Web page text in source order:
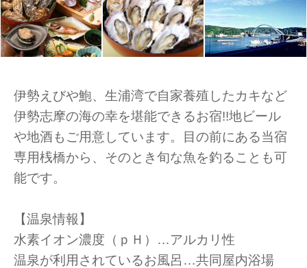
伊勢えびや鮑、生浦湾で自家養殖したカキなど
伊勢志摩の海の幸を堪能できるお宿!!地ビール
や地酒もご用意しています。目の前にある当宿
専用桟橋から、そのとき旬な魚を釣ることも可
能です。
【温泉情報】
水素イオン濃度（ｐＨ）…アルカリ性
温泉が利用されているお風呂…共同屋内浴場